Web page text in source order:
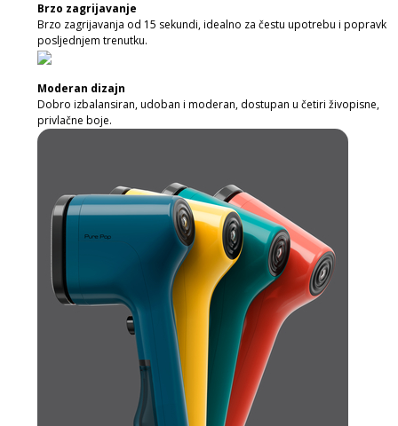
Brzo zagrijavanje
Brzo zagrijavanja od 15 sekundi, idealno za čestu upotrebu i popravke
posljednjem trenutku.
Moderan dizajn
Dobro izbalansiran, udoban i moderan, dostupan u četiri živopisne,
privlačne boje.